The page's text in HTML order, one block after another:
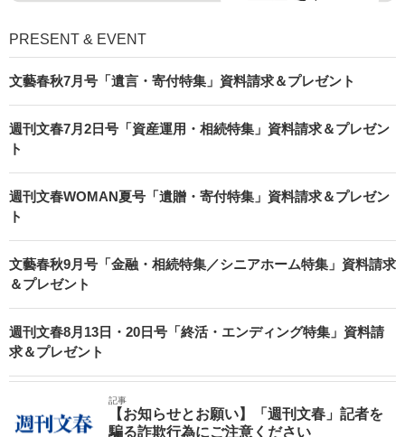
PRESENT & EVENT
文藝春秋7月号「遺言・寄付特集」資料請求＆プレゼント
週刊文春7月2日号「資産運用・相続特集」資料請求＆プレゼン
ト
週刊文春WOMAN夏号「遺贈・寄付特集」資料請求＆プレゼン
ト
文藝春秋9月号「金融・相続特集／シニアホーム特集」資料請求
＆プレゼント
週刊文春8月13日・20日号「終活・エンディング特集」資料請
求＆プレゼント
記事
【お知らせとお願い】「週刊文春」記者を
騙る詐欺行為にご注意ください